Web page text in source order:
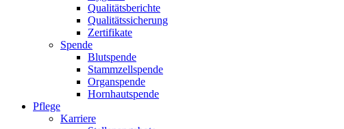
Qualitätsberichte
Qualitätssicherung
Zertifikate
Spende
Blutspende
Stammzellspende
Organspende
Hornhautspende
Pflege
Karriere